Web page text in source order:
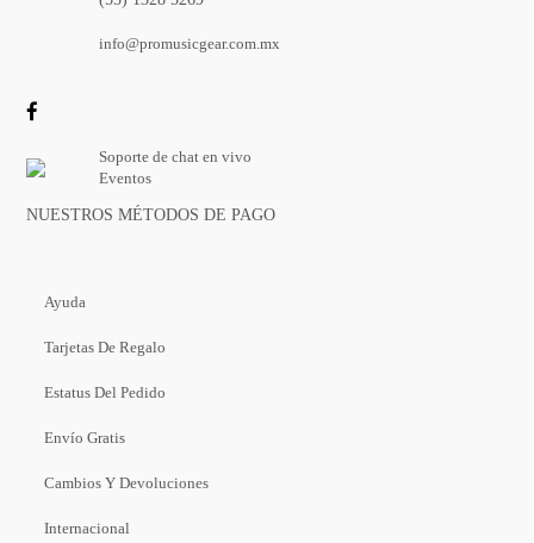
info@promusicgear.com.mx
Soporte de chat en vivo
Eventos
NUESTROS MÉTODOS DE PAGO
Ayuda
Tarjetas De Regalo
Estatus Del Pedido
Envío Gratis
Cambios Y Devoluciones
Internacional